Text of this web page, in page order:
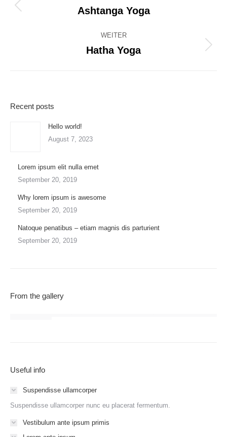
Vorheriges
Ashtanga Yoga
WEITER
Nächstes
Hatha Yoga
Recent posts
Hello world!
August 7, 2023
Lorem ipsum elit nulla emet
September 20, 2019
Why lorem ipsum is awesome
September 20, 2019
Natoque penatibus – etiam magnis dis parturient
September 20, 2019
From the gallery
Useful info
Suspendisse ullamcorper
Suspendisse ullamcorper nunc eu placerat fermentum.
Vestibulum ante ipsum primis